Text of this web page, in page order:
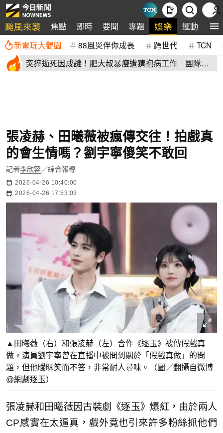
颱風來襲 焦點 即時 要聞 專題 娛樂 運動 全
新電玩大觀園 88風災伴你成長 跨世代 TCN
突猝逝死因成謎！肥大叔暴瘦遭猜抱病工作 團隊宣
張凌赫、田曦薇被瘋傳交往！拍戲真
的會生情嗎？劉宇寧傻笑不敢回
記者李欣容／綜合報導
2026-04-26 10:40:00
2026-04-26 17:53:03
▲田曦薇（右）和張凌赫（左）合作《逐玉》被傳假戲真
做。演員劉宇寧曾在直播中被問到關於「假戲真做」的問
題，但他曖昧笑而不答，非常耐人尋味。（圖／翻攝自微博
@網劇逐玉）
張凌赫和田曦薇因古裝劇《逐玉》爆紅，由於兩人
CP感實在太逼真，戲外竟也引來許多粉絲抓他們